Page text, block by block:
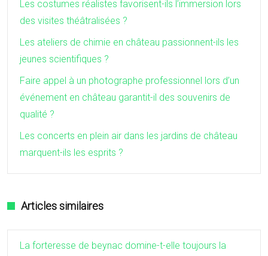
Les costumes réalistes favorisent-ils l’immersion lors
des visites théâtralisées ?
Les ateliers de chimie en château passionnent-ils les
jeunes scientifiques ?
Faire appel à un photographe professionnel lors d’un
événement en château garantit-il des souvenirs de
qualité ?
Les concerts en plein air dans les jardins de château
marquent-ils les esprits ?
Articles similaires
La forteresse de beynac domine-t-elle toujours la